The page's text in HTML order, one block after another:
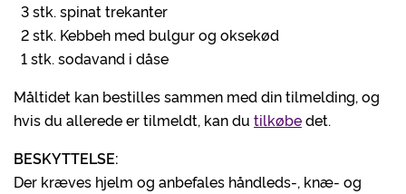
3 stk. spinat trekanter
2 stk. Kebbeh med bulgur og oksekød
1 stk. sodavand i dåse
Måltidet kan bestilles sammen med din tilmelding, og
hvis du allerede er tilmeldt, kan du tilkøbedet.
BESKYTTELSE:
Der kræves hjelm og anbefales håndleds-, knæ- og